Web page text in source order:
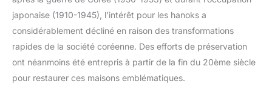
japonaise (1910-1945), l’intérêt pour les hanoks a
considérablement décliné en raison des transformations
rapides de la société coréenne. Des efforts de préservation
ont néanmoins été entrepris à partir de la fin du 20ème siècle
pour restaurer ces maisons emblématiques.